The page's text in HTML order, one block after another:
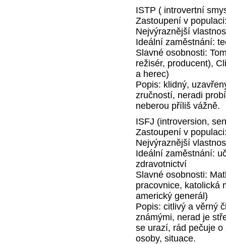
ISTP ( introvertní
Zastoupení v
Nejvýraznější
Ideální zaměstnání:
Slavné osobnosti:
režisér, producent),
a herec)
Popis: klidný,
zručností, neradi
neberou příliš vážně.
ISFJ (introversion,
Zastoupení v
Nejvýraznější
Ideální zaměstnání:
zdravotnictví
Slavné osobnosti:
pracovnice, katolická
americký generál)
Popis: citlivý a věrný
známými, nerad je
se urazí, rád pečuje
osoby, situace.